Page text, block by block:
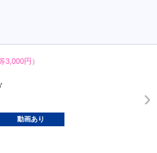
3,000円）
動画あり